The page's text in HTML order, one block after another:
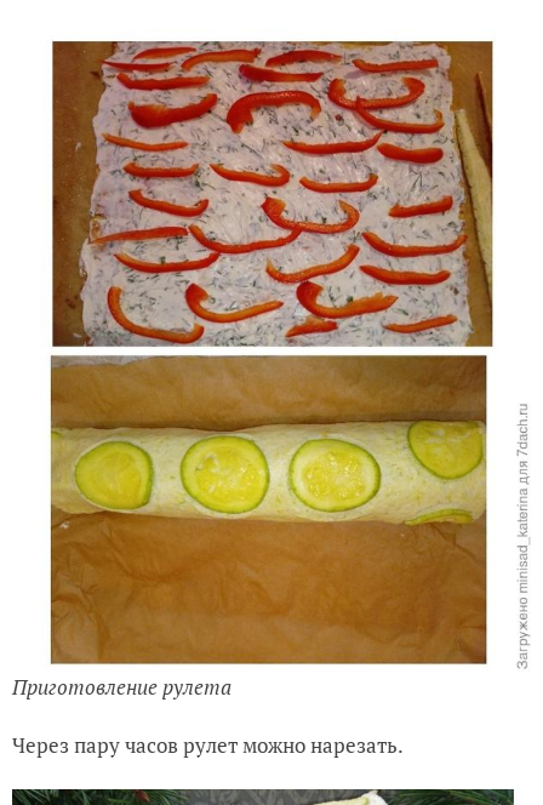
Приготовление рулета
Через пару часов рулет можно нарезать.